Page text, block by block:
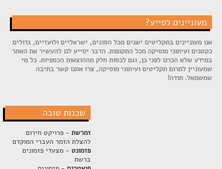
מעוניינים לסייע?
אנו מעוניינים בתקליטים ישנים מכל הסוגים, ישראליים ולועזיים, גדולים
כקטנים ועיתוני מוסיקה מכל התקופות. הדבר יסייע לנו להעשיר את האתר
במידע שלא הכרנו לפני כן, וגם לכסות חלק מההוצאות הכספיות. כל מי
שמעוניין לתרום תקליטים ועיתוני מוסיקה, צרו אתנו קשר בתיבה
שמשמאל. תודה!
שכנות טובה
זמרשת- פרויקט חירום
להצלת הזמר העברי המוקדם
פזמונט - מצעדי פזמונים
ברשת